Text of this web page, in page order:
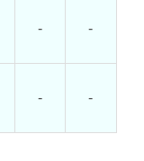
- -
- -